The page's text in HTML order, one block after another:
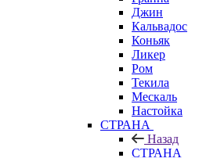
Джин
Кальвадос
Коньяк
Ликер
Ром
Текила
Мескаль
Настойка
СТРАНА
Назад
СТРАНА